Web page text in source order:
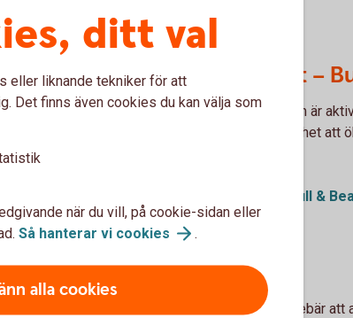
dig som vill placera
du del av aktiers
Certifikat –
Passar dig som är
att ha en möjlighet att
Certifikat – Bull &
Aktielån
Ett aktielån innebär
ditt val
eller liknande tekniker för att
Det finns även cookies du kan välja som
när du vill, på cookie-sidan eller
Så hanterar vi cookies .
alla cookies